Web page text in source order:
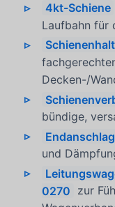
4kt-Schiene
Laufbahn für
Decken-/
bündige,
und
0270 zur